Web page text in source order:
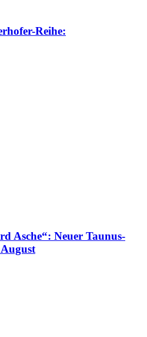
Reihe:
Asche“: Neuer Taunus-